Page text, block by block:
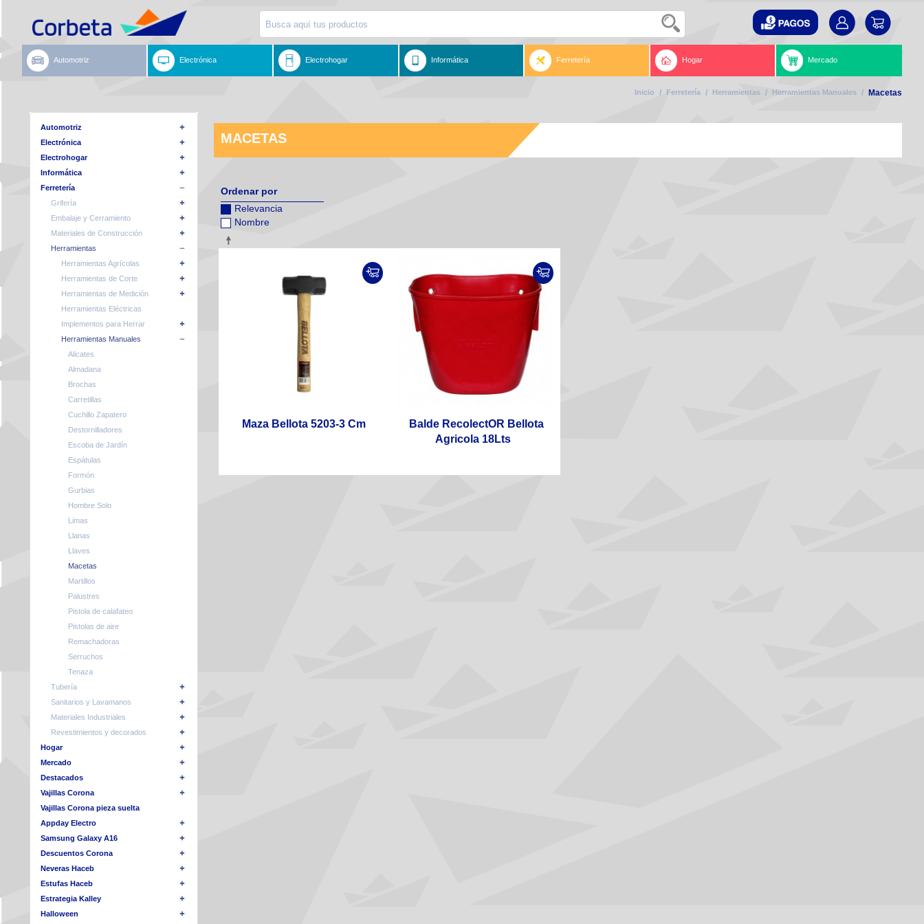
Automotriz Electrónica Electrohogar Informática Ferretería Hogar Mercado
Inicio / Ferretería / Herramientas / Herramientas Manuales / Macetas
Automotriz
Electrónica
Electrohogar
Informática
Ferretería
Grifería
Embalaje y Cerramiento
Materiales de Construcción
Herramientas
Herramientas Agrícolas
Herramientas de Corte
Herramientas de Medición
Herramientas Eléctricas
Implementos para Herrar
Herramientas Manuales
Alicates
Almadana
Brochas
Carretillas
Cuchillo Zapatero
Destornilladores
Escoba de Jardín
Espátulas
Formón
Gurbias
Hombre Solo
Limas
Llanas
Llaves
Macetas
Martillos
Palustres
Pistola de calafateo
Pistolas de aire
Remachadoras
Serruchos
Tenaza
Tubería
Sanitarios y Lavamanos
Materiales Industriales
Revestimientos y decorados
Hogar
Mercado
Destacados
Vajillas Corona
Vajillas Corona pieza suelta
Appday Electro
Samsung Galaxy A16
Descuentos Corona
Neveras Haceb
Estufas Haceb
Estrategia Kalley
Halloween
MACETAS
Ordenar por
Relevancia
Nombre
Maza Bellota 5203-3 Cm
Balde RecolectOR Bellota
Agricola 18Lts